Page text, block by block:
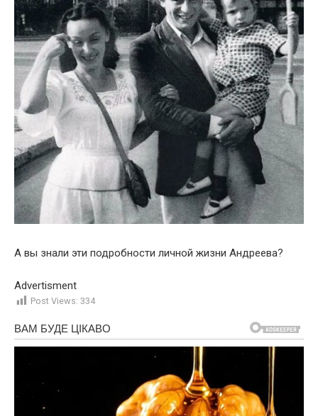
А вы знали эти подробности личной жизни Андреева?
Advertisment
Post Views: 334